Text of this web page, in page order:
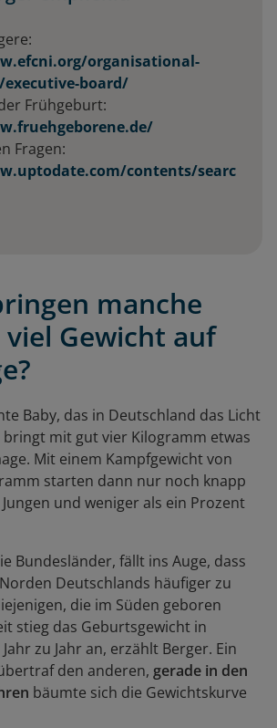
organisational-
board/
Frühgeburt:
Fragen:
contents/searc
manche
viel Gewicht auf
Baby, das in Deutschland das Licht
mit gut vier Kilogramm etwas
Mit einem Kampfgewicht von
starten dann nur noch knapp
und weniger als ein Prozent
Bundesländer, fällt ins Auge, dass
Deutschlands häufiger zu
die im Süden geboren
stieg das Geburtsgewicht in
zu Jahr an, erzählt Berger. Ein
den anderen, gerade in den
bäumte sich die Gewichtskurve